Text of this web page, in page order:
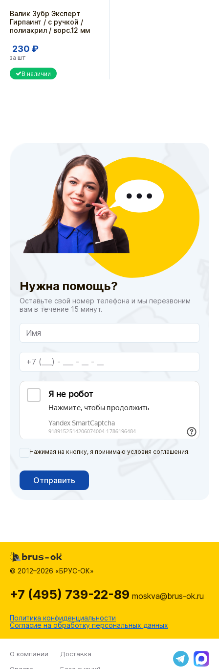
Валик Зубр Эксперт
Гирпаинт / с ручкой /
полиакрил / ворс.12 мм
230 ₽
за шт
В наличии
Нужна помощь?
Оставьте свой номер телефона и мы перезвоним
вам в течение 15 минут.
Нажимая на кнопку, я принимаю условия соглашения.
Отправить
© 2012–2026 «БРУС-ОК»
Политика конфиденциальности
Согласие на обработку персональных данных
+7 (495) 739-22-89 moskva@brus-ok.ru
О компании
Доставка